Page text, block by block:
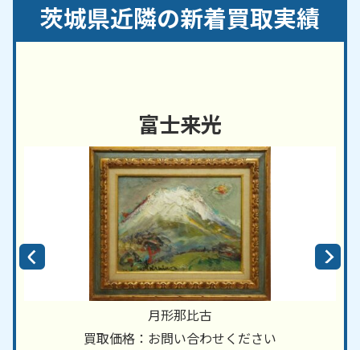
／境町／桜川市／下妻市／常総市／城里町／大子町
／高萩市／筑西市／つくば市／つくばみらい市／土
町／結城市／龍ヶ崎市
栃木県・千葉県など、近隣地域からのご依
頼にも対応しております。
茨城県近隣の新着買取実績
富士来光
月形那比古
買取価格：お問い合わせください